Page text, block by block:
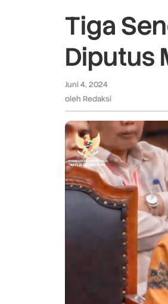
Tiga
Diputus
Juni 4, 2024
oleh Redaksi